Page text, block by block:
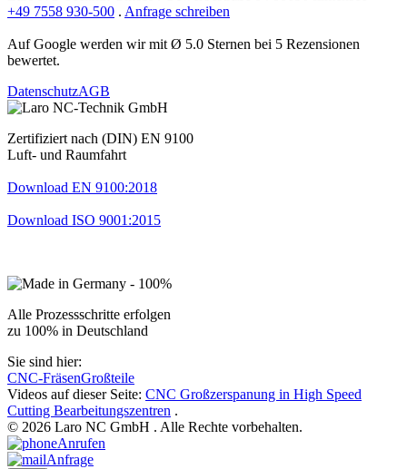
+49 7558 930-500 . Anfrage schreiben
Auf Google werden wir mit Ø 5.0 Sternen bei 5 Rezensionen
bewertet.
DatenschutzAGB
Zertifiziert nach (DIN) EN 9100
Luft- und Raumfahrt
Download EN 9100:2018
Download ISO 9001:2015
Alle Prozessschritte erfolgen
zu 100% in Deutschland
Sie sind hier:
CNC-FräsenGroßteile
Videos auf dieser Seite: CNC Großzerspanung in High Speed
Cutting Bearbeitungszentren .
© 2026 Laro NC GmbH . Alle Rechte vorbehalten.
Anrufen
Anfrage